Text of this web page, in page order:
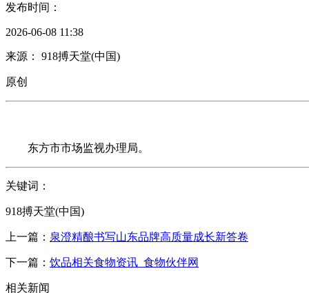
发布时间：
2026-06-08 11:38
来源： 918搏天堂(中国)
原创
东方市市场监视办理局。
关键词：
918搏天堂(中国)
上一篇： 泉澄精酿书写山东品牌高质量成长新答卷
下一篇： 饮品相关食物资讯_食物伙伴网
相关新闻